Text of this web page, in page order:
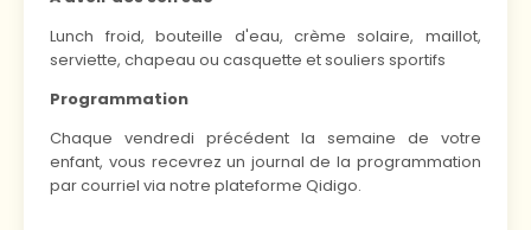
Lunch froid, bouteille d'eau, crème solaire, maillot,
serviette, chapeau ou casquette et souliers sportifs
Programmation
Chaque vendredi précédent la semaine de votre
enfant, vous recevrez un journal de la programmation
par courriel via notre plateforme Qidigo.